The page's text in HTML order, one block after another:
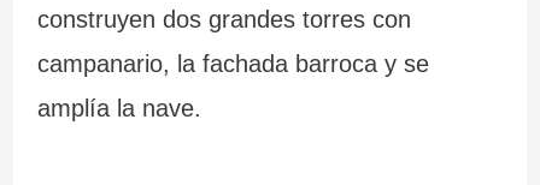
construyen dos grandes torres con
campanario, la fachada barroca y se
amplía la nave.